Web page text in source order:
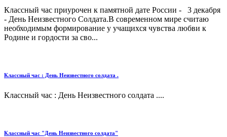
Классный час приурочен к памятной дате России - 3 декабря
- День Неизвестного Солдата.В современном мире считаю
необходимым формирование у учащихся чувства любви к
Родине и гордости за сво...
Классный час : День Неизвестного солдата .
Классный час : День Неизвестного солдата ....
Классный час "День Неизвестного солдата"